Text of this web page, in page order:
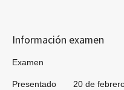
Información examen
Examen Elet
Presentado 20 de febrero